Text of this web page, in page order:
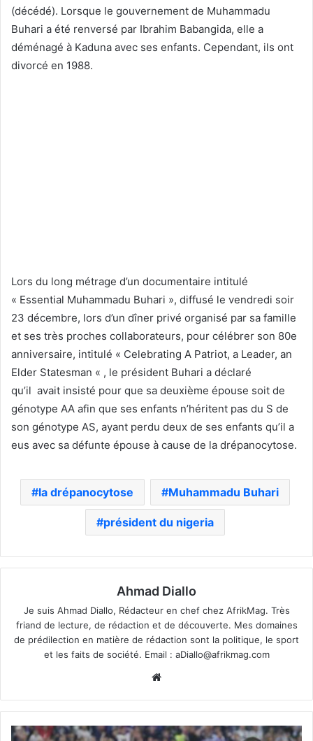
(décédé). Lorsque le gouvernement de Muhammadu
Buhari a été renversé par Ibrahim Babangida, elle a
déménagé à Kaduna avec ses enfants. Cependant, ils ont
divorcé en 1988.
Lors du long métrage d’un documentaire intitulé
« Essential Muhammadu Buhari », diffusé le vendredi soir
23 décembre, lors d’un dîner privé organisé par sa famille
et ses très proches collaborateurs, pour célébrer son 80e
anniversaire, intitulé « Celebrating A Patriot, a Leader, an
Elder Statesman « , le président Buhari a déclaré
qu’il avait insisté pour que sa deuxième épouse soit de
génotype AA afin que ses enfants n’héritent pas du S de
son génotype AS, ayant perdu deux de ses enfants qu’il a
eus avec sa défunte épouse à cause de la drépanocytose.
la drépanocytose Muhammadu Buhari
président du nigeria
Ahmad Diallo
Je suis Ahmad Diallo, Rédacteur en chef chez AfrikMag. Très
friand de lecture, de rédaction et de découverte. Mes domaines
de prédilection en matière de rédaction sont la politique, le sport
et les faits de société. Email : aDiallo@afrikmag.com